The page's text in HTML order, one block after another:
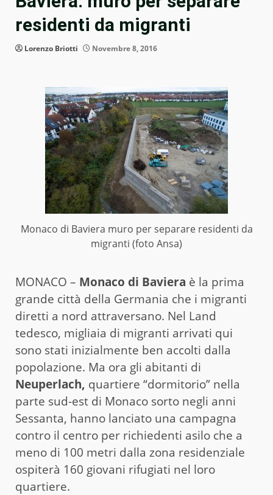
residenti da migranti
Lorenzo Briotti Novembre 8, 2016
Monaco di Baviera muro per separare residenti da
migranti (foto Ansa)
MONACO – Monaco di Baviera è la prima
grande città della Germania che i migranti
diretti a nord attraversano. Nel Land
tedesco, migliaia di migranti arrivati qui
sono stati inizialmente ben accolti dalla
popolazione. Ma ora gli abitanti di
Neuperlach, quartiere “dormitorio” nella
parte sud-est di Monaco sorto negli anni
Sessanta, hanno lanciato una campagna
contro il centro per richiedenti asilo che a
meno di 100 metri dalla zona residenziale
ospiterà 160 giovani rifugiati nel loro
quartiere.